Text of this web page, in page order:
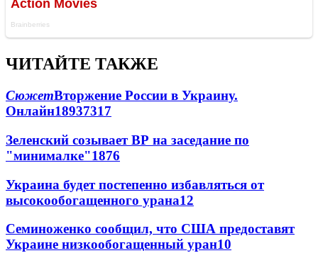
ЧИТАЙТЕ ТАКЖЕ
СюжетВторжение России в Украину.
Онлайн18937317
Зеленский созывает ВР на заседание по
"минималке"1876
Украина будет постепенно избавляться от
высокообогащенного урана12
Семиноженко сообщил, что США предоставят
Украине низкообогащенный уран10